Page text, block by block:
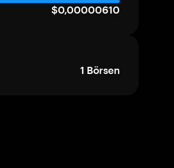
$0,00000610
1 Börsen